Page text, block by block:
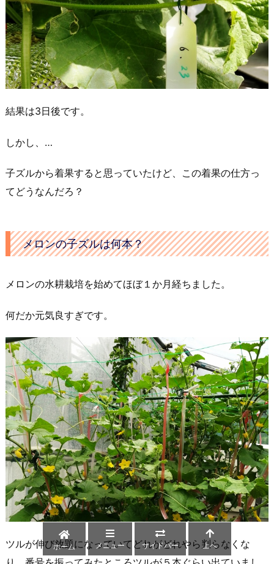
結果は3日後です。
しかし、…
子ズルから着果すると思っていたけど、この着果の仕方っ
てどうなんだろ？
メロンの子ズルは何本？
メロンの水耕栽培を始めてほぼ１か月経ちました。
何だか元気良すぎです。
ツルが伸び放題になっていてどれがどれやら判らなくな
ホーム メニュー サイドバー 上へ